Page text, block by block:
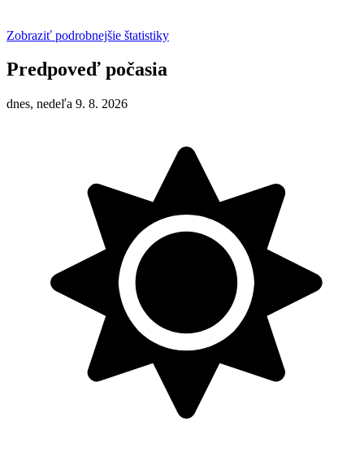
Zobraziť podrobnejšie štatistiky
Predpoveď počasia
dnes, nedeľa 9. 8. 2026